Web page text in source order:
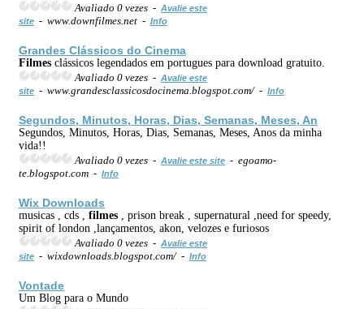
Avaliado 0 vezes - Avalie este
site - www.downfilmes.net - Info
Grandes Clássicos do Cinema
Filmes clássicos legendados em portugues para download gratuito.
Avaliado 0 vezes - Avalie este
site - www.grandesclassicosdocinema.blogspot.com/ - Info
Segundos, Minutos, Horas, Dias, Semanas, Meses, An
Segundos, Minutos, Horas, Dias, Semanas, Meses, Anos da minha
vida!!
Avaliado 0 vezes - Avalie este site - egoamo-
te.blogspot.com - Info
Wix Downloads
musicas , cds , filmes , prison break , supernatural ,need for speedy,
spirit of london ,lançamentos, akon, velozes e furiosos
Avaliado 0 vezes - Avalie este
site - wixdownloads.blogspot.com/ - Info
Vontade
Um Blog para o Mundo